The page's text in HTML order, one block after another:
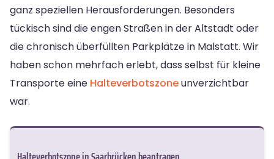
ganz speziellen Herausforderungen. Besonders
tückisch sind die engen Straßen in der Altstadt oder
die chronisch überfüllten Parkplätze in Malstatt. Wir
haben schon mehrfach erlebt, dass selbst für kleine
Transporte eine Halteverbotszoneunverzichtbar
war.